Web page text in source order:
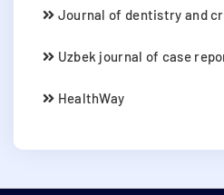
Journal of dentistry and
Uzbek journal of case
HealthWay